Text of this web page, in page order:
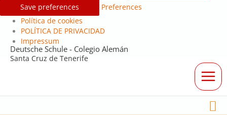
Save preferences
Preferences
Política de cookies
POLÍTICA DE PRIVACIDAD
Impressum
Deutsche Schule - Colegio Alemán
Santa Cruz de Tenerife